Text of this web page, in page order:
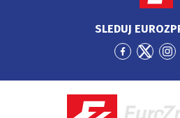
SLEDUJ
Přejít
Facebook
Přejít
Twitter